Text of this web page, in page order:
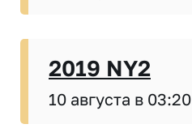
2019 NY2
10 августа в 03:20